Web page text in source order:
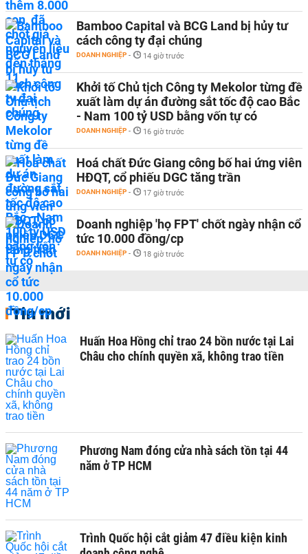
Bamboo Capital và BCG Land bị hủy tư
cách công ty đại chúng
DOANH NGHIỆP - 14 giờ trước
Khởi tố Chủ tịch Công ty Mekolor từng đề
xuất làm dự án đường sắt tốc độ cao Bắc
- Nam 100 tỷ USD bằng vốn tự có
DOANH NGHIỆP - 16 giờ trước
Hoá chất Đức Giang công bố hai ứng viên
HĐQT, cổ phiếu DGC tăng trần
DOANH NGHIỆP - 17 giờ trước
Doanh nghiệp 'họ FPT' chốt ngày nhận cổ
tức 10.000 đồng/cp
DOANH NGHIỆP - 18 giờ trước
Tin mới
Huấn Hoa Hồng chỉ trao 24 bồn nước tại Lai
Châu cho chính quyền xã, không trao tiền
Phương Nam đóng cửa nhà sách tồn tại 44
năm ở TP HCM
Trình Quốc hội cắt giảm 47 điều kiện kinh